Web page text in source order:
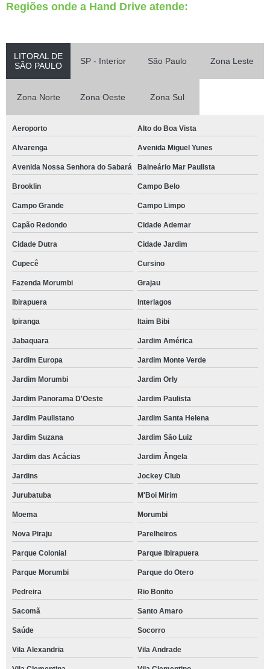
Regiões onde a Hand Drive atende:
LITORAL DE
SÃO PAULO
SP - Interior São Paulo Zona Leste
Zona Norte Zona Oeste Zona Sul
Aeroporto Alto do Boa Vista
Alvarenga Avenida Miguel Yunes
Avenida Nossa Senhora do Sabará Balneário Mar Paulista
Brooklin Campo Belo
Campo Grande Campo Limpo
Capão Redondo Cidade Ademar
Cidade Dutra Cidade Jardim
Cupecê Cursino
Fazenda Morumbi Grajau
Ibirapuera Interlagos
Ipiranga Itaim Bibi
Jabaquara Jardim América
Jardim Europa Jardim Monte Verde
Jardim Morumbi Jardim Orly
Jardim Panorama D'Oeste Jardim Paulista
Jardim Paulistano Jardim Santa Helena
Jardim Suzana Jardim São Luiz
Jardim das Acácias Jardim Ângela
Jardins Jockey Club
Jurubatuba M'Boi Mirim
Moema Morumbi
Nova Piraju Parelheiros
Parque Colonial Parque Ibirapuera
Parque Morumbi Parque do Otero
Pedreira Rio Bonito
Sacomã Santo Amaro
Saúde Socorro
Vila Alexandria Vila Andrade